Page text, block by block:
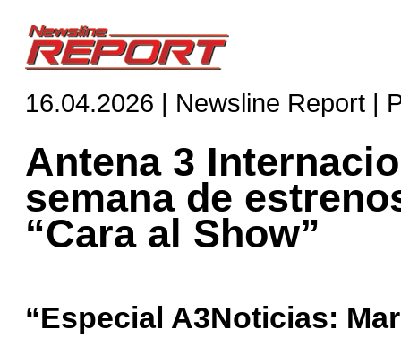
16.04.2026 | Newsline Report |
Antena 3
semana de
“Cara al Show”
“Especial A3Noticias: